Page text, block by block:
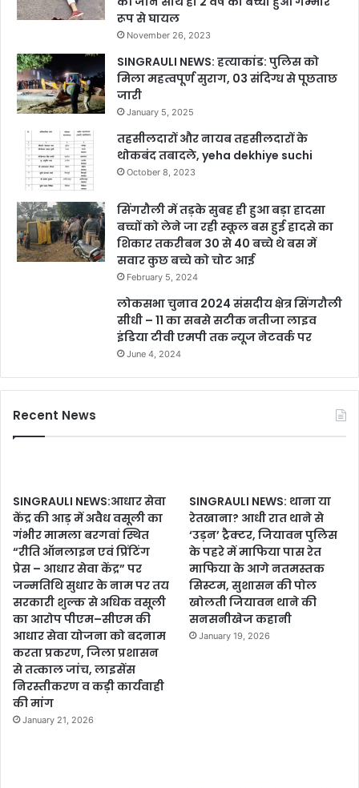
रूप से घायल
November 26, 2023
SINGRAULI NEWS: हत्याकांड: पुलिस को
मिला महत्वपूर्ण सुराग, 03 संदिग्ध से पूछताछ
जारी
January 5, 2025
तहसीलदारों और नायब तहसीलदारों के
थोकबंद तबादले, yeha dekhiye suchi
October 8, 2023
सिंगरौली में तड़के सुबह ही हुआ बड़ा हादसा
बच्चों को लेने जा रही स्कूल बस हुई हादसे का
शिकार तकरीबन 30 से 40 बच्चे थे बस में
सवार कुछ बच्चे को चोट आई
February 5, 2024
लोकसभा चुनाव 2024 संसदीय क्षेत्र सिंगरौली
सीधी – 11 का सबसे सटीक नतीजा लाइव
इंडिया टीवी एमपी तक न्यूज नेटवर्क पर
June 4, 2024
Recent News
SINGRAULI NEWS:आधार सेवा
केंद्र की आड़ में अवैध वसूली का
गंभीर मामला बरगवां स्थित
“रीति ऑनलाइन एवं प्रिंटिंग
प्रेस – आधार सेवा केंद्र” पर
जन्मतिथि सुधार के नाम पर तय
सरकारी शुल्क से अधिक वसूली
का आरोप पीएम–सीएम की
आधार सेवा योजना को बदनाम
करता प्रकरण, जिला प्रशासन
से तत्काल जांच, लाइसेंस
निरस्तीकरण व कड़ी कार्यवाही
की मांग
January 21, 2026
SINGRAULI NEWS: थाना या
रेतखाना? आधी रात थाने से
‘उड़न’ ट्रैक्टर, जियावन पुलिस
के पहरे में माफिया पास रेत
माफिया के आगे नतमस्तक
सिस्टम, सुशासन की पोल
खोलती जियावन थाने की
सनसनीखेज कहानी
January 19, 2026